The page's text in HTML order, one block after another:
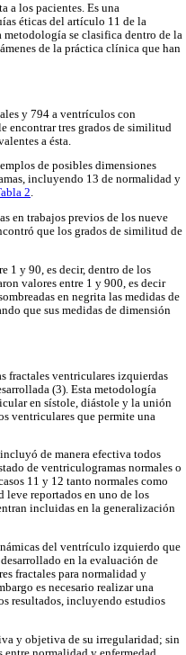
a los pacientes. Es una
éticas del artículo 11 de la
se clasifica dentro de la
de la práctica clínica que han
y 794 a ventrículos con
encontrar tres grados de similitud
a ésta.
de posibles dimensiones
incluyendo 13 de normalidad y
2.
en trabajos previos de los nueve
que los grados de similitud de
1 y 90, es decir, dentro de los
valores entre 1 y 900, es decir
en negrita las medidas de
que sus medidas de dimensión
fractales ventriculares izquierdas
(3). Esta metodología
en sístole, diástole y la unión
ventriculares que permite una
de manera efectiva todos
de ventriculogramas normales o
11 y 12 tanto normales como
leve reportados en uno de los
incluidas en la generalización
del ventrículo izquierdo que
en la evaluación de
fractales para normalidad y
es necesario realizar una
resultados, incluyendo estudios
y objetiva de su irregularidad; sin